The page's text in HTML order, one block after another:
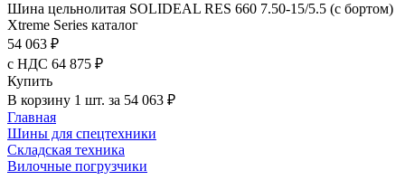
Шина цельнолитая SOLIDEAL RES 660 7.50-15/5.5 (с бортом)
Xtreme Series каталог
54 063 ₽
с НДС 64 875 ₽
Купить
В корзину 1 шт. за 54 063 ₽
Главная
Шины для спецтехники
Складская техника
Вилочные погрузчики